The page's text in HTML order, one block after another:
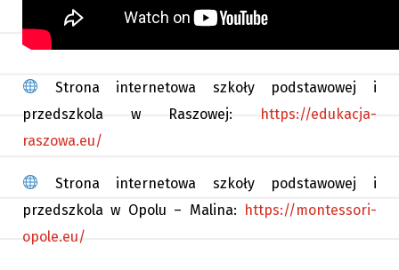
Strona internetowa szkoły podstawowej i
przedszkola w Raszowej:
https://edukacja-
raszowa.eu/
Strona internetowa szkoły podstawowej i
przedszkola w Opolu – Malina: https://montessori-
opole.eu/